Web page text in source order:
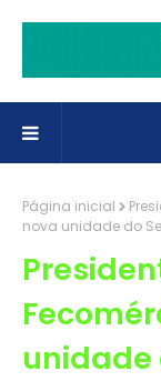
Página inicial
nova unidade do
unidade